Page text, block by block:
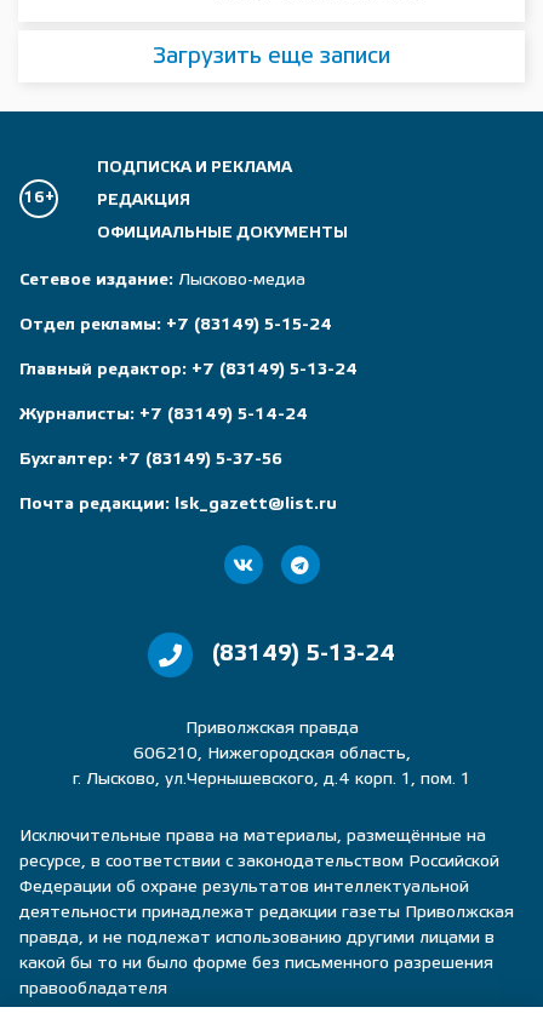
Загрузить еще записи
16+
ПОДПИСКА И РЕКЛАМА
РЕДАКЦИЯ
ОФИЦИАЛЬНЫЕ ДОКУМЕНТЫ
Сетевое издание: Лысково-медиа
Отдел рекламы: +7 (83149) 5-15-24
Главный редактор: +7 (83149) 5-13-24
Журналисты: +7 (83149) 5-14-24
Бухгалтер: +7 (83149) 5-37-56
Почта редакции: lsk_gazett@list.ru
(83149) 5-13-24
Приволжская правда
606210, Нижегородская область,
г. Лысково, ул.Чернышевского, д.4 корп. 1, пом. 1
Исключительные права на материалы, размещённые на
ресурсе, в соответствии с законодательством Российской
Федерации об охране результатов интеллектуальной
деятельности принадлежат редакции газеты Приволжская
правда, и не подлежат использованию другими лицами в
какой бы то ни было форме без письменного разрешения
правообладателя